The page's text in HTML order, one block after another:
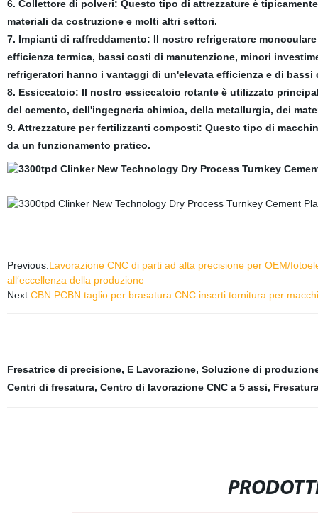
6. Collettore di polveri: Questo tipo di attrezzature è
materiali da costruzione e molti altri settori.
7. Impianti di raffreddamento: Il nostro refrigeratore
efficienza termica, bassi costi di manutenzione, minori
refrigeratori hanno i vantaggi di un'elevata efficienza e di bassi
8. Essiccatoio: Il nostro essiccatoio rotante è utilizzato
del cemento, dell'ingegneria chimica, della metallurgia, dei
9. Attrezzature per fertilizzanti composti: Questo tipo di
da un funzionamento pratico.
Previous:Lavorazione CNC di parti ad alta precisione per OEM/
all′eccellenza della produzione
Next:CBN PCBN taglio per brasatura CNC inserti tornitura per
Fresatrice di precisione, E Lavorazione, Soluzione di
Centri di fresatura, Centro di lavorazione CNC a 5 assi,